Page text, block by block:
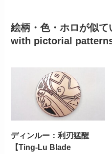
絵柄・色・ホロが似
with pictorial
ディンルー：利刃猛醒
【Ting-Lu Blade